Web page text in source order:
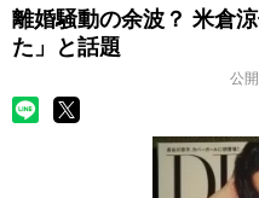
離婚騒動の余波？ 米倉
た」と話題
公開